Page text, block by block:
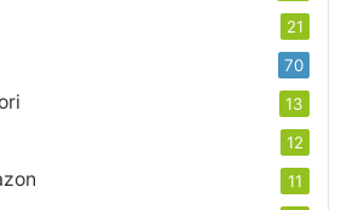
21
70
13
12
11